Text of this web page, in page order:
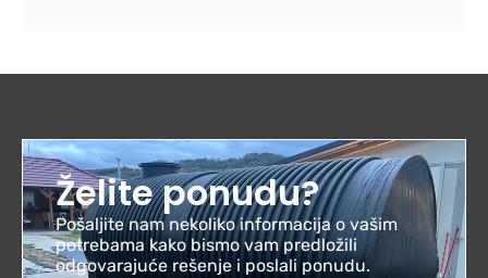
Želite ponudu?
Pošaljite nam nekoliko informacija o vašim
potrebama kako bismo vam predložili
odgovarajuće rešenje i poslali ponudu.